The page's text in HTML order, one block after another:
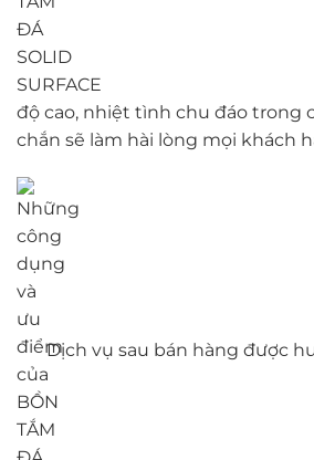
độ cao, nhiệt tình chu đáo trong
chắn sẽ làm hài lòng mọi khách
Dịch vụ sau bán hàng được